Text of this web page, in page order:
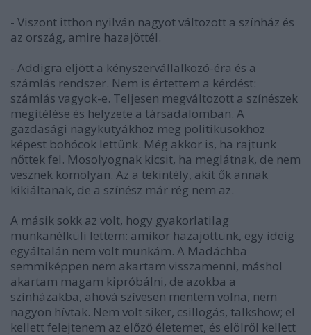
- Viszont itthon nyilván nagyot változott a színház és
az ország, amire hazajöttél.
- Addigra eljött a kényszervállalkozó-éra és a
számlás rendszer. Nem is értettem a kérdést:
számlás vagyok-e. Teljesen megváltozott a színészek
megítélése és helyzete a társadalomban. A
gazdasági nagykutyákhoz meg politikusokhoz
képest bohócok lettünk. Még akkor is, ha rajtunk
nőttek fel. Mosolyognak kicsit, ha meglátnak, de nem
vesznek komolyan. Az a tekintély, akit ők annak
kikiáltanak, de a színész már rég nem az.
A másik sokk az volt, hogy gyakorlatilag
munkanélküli lettem: amikor hazajöttünk, egy ideig
egyáltalán nem volt munkám. A Madáchba
semmiképpen nem akartam visszamenni, máshol
akartam magam kipróbálni, de azokba a
színházakba, ahová szívesen mentem volna, nem
nagyon hívtak. Nem volt siker, csillogás, talkshow; el
kellett felejtenem az előző életemet, és elölről kellett